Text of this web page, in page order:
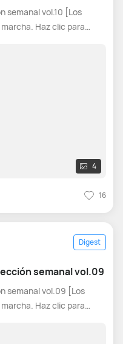
vol.10 [Los
Haz clic para
4
16
Digest
semanal vol.09
vol.09 [Los
Haz clic para